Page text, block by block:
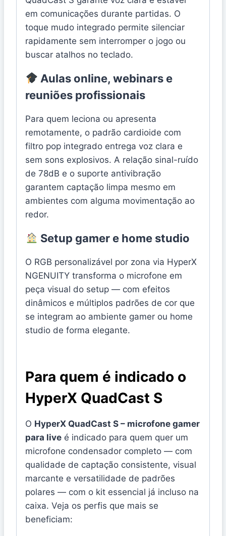
em comunicações durante partidas. O
toque mudo integrado permite silenciar
rapidamente sem interromper o jogo ou
buscar atalhos no teclado.
Aulas online, webinars e
reuniões profissionais
Para quem leciona ou apresenta
remotamente, o padrão cardioide com
filtro pop integrado entrega voz clara e
sem sons explosivos. A relação sinal-ruído
de 78dB e o suporte antivibração
garantem captação limpa mesmo em
ambientes com alguma movimentação ao
redor.
Setup gamer e home studio
O RGB personalizável por zona via HyperX
NGENUITY transforma o microfone em
peça visual do setup — com efeitos
dinâmicos e múltiplos padrões de cor que
se integram ao ambiente gamer ou home
studio de forma elegante.
Para quem é indicado o
HyperX QuadCast S
O HyperX QuadCast S – microfone gamer
para live é indicado para quem quer um
microfone condensador completo — com
qualidade de captação consistente, visual
marcante e versatilidade de padrões
polares — com o kit essencial já incluso na
caixa. Veja os perfis que mais se
beneficiam: